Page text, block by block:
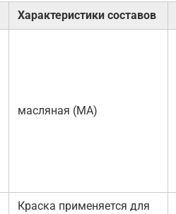
Характеристики составов
масляная (МА)
Краска применяется для